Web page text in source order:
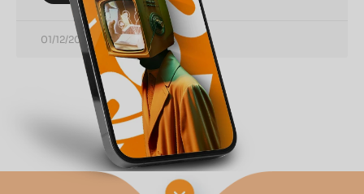
01/12/2021